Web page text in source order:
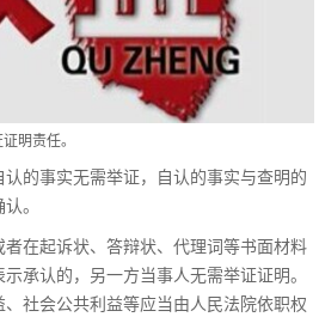
明责任。
的事实无需举证，自认的事实与查明的
。
在起诉状、答辩状、代理词等书面材料
承认的，另一方当事人无需举证证明。
社会公共利益等应当由人民法院依职权